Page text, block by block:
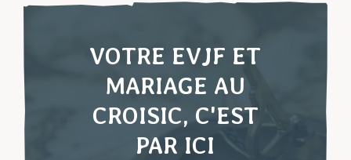
VOTRE EVJF ET
MARIAGE AU
CROISIC, C'EST
PAR ICI